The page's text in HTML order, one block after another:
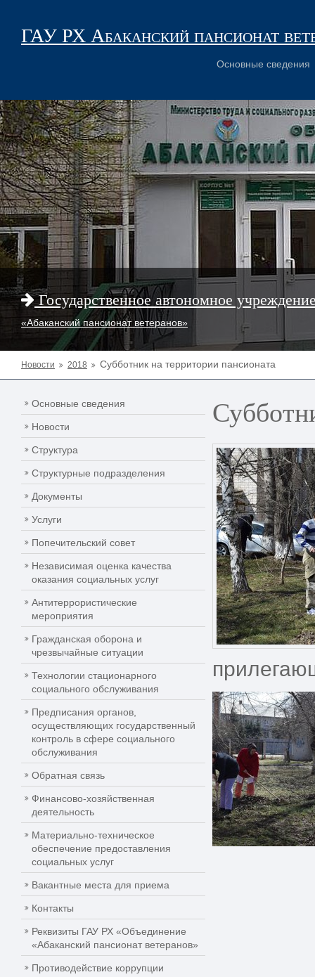
ГАУ РХ Абаканский пансионат
Основные сведения
Государственное автономное
«Абаканский пансионат ветеранов»
Новости 2018 Субботник на территории пансионата
Основные сведения
Новости
Структура
Структурные подразделения
Документы
Услуги
Попечительский совет
Независимая оценка качества
оказания социальных услуг
Антитеррористические
мероприятия
Гражданская оборона и
чрезвычайные ситуации
Технологии стационарного
социального обслуживания
Предписания органов,
осуществляющих государственный
контроль в сфере социального
обслуживания
Обратная связь
Финансово-хозяйственная
деятельность
Материально-техническое
обеспечение предоставления
социальных услуг
Вакантные места для приема
Контакты
Реквизиты ГАУ РХ «Объединение
«Абаканский пансионат ветеранов»
Противодействие коррупции